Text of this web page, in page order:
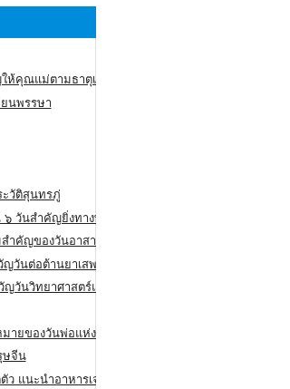
ห้คุณแม่ตามธาตุเกิด
นพรรษา
วัติสุนทรภู่
วันสำคัญยิ่งทางพระพุทธศาสนา
าคัญของวันอาสาฬหบูชา
วันต่อต้านยาเสพติดสากล
วันวิทยาศาสตร์แห่งชาติ
ายของวันพ่อแห่งชาติ
ษจีน
ว แนะนำอาหารเจ